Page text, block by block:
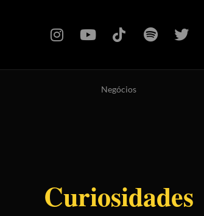
Negócios
Curiosidades